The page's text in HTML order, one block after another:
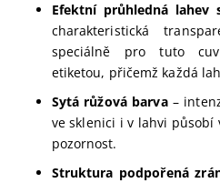
Efektní průhledná lahev
charakteristická
speciálně pro tuto
etiketou, přičemž každá
Sytá růžová barva–
ve sklenici i v lahvi působí
pozornost.
Struktura podpořená